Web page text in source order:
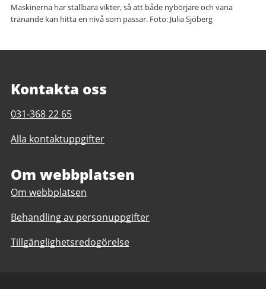
Maskinerna har ställbara vikter, så att både nybörjare och vana
tränande kan hitta en nivå som passar. Foto: Julia Sjöberg
Kontakta oss
Telefonnummer
Vättlefjälls
031-368 22 65
Alla kontaktuppgifter
Om webbplatsen
Om webbplatsen
Behandling av personuppgifter
Tillgänglighetsredogörelse